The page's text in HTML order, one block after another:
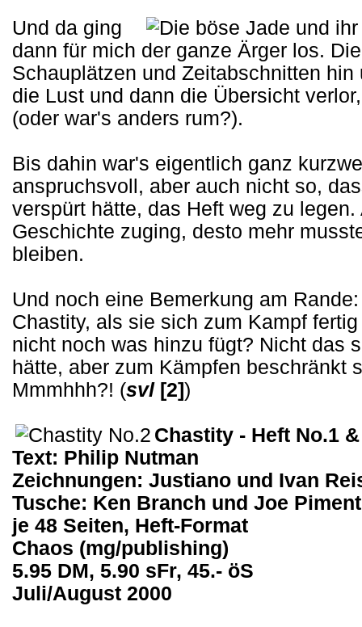
Und da ging
dann für mich der ganze Ärger los.
Schauplätzen und Zeitabschnitten
die Lust und dann die Übersicht
(oder war's anders rum?).
Bis dahin war's eigentlich ganz
anspruchsvoll, aber auch nicht so,
verspürt hätte, das Heft weg zu
Geschichte zuging, desto mehr
bleiben.
Und noch eine Bemerkung am
Chastity, als sie sich zum Kampf
nicht noch was hinzu fügt? Nicht das
hätte, aber zum Kämpfen beschränkt
Mmmhhh?! (svl[2])
Chastity - Heft No.1
Text: Philip Nutman
Zeichnungen: Justiano und Ivan
Tusche: Ken Branch und Joe
je 48 Seiten, Heft-Format
Chaos (mg/publishing)
5.95 DM, 5.90 sFr, 45.- öS
Juli/August 2000